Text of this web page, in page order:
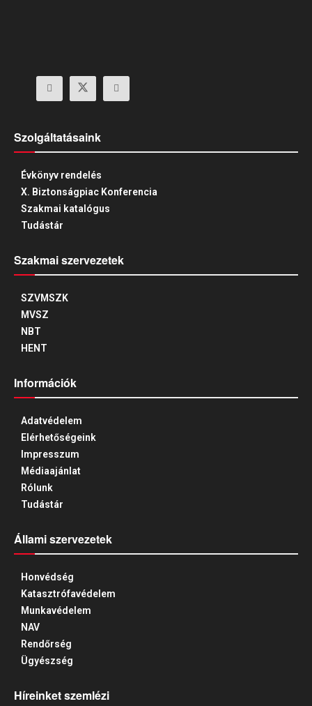
Szolgáltatásaink
Évkönyv rendelés
X. Biztonságpiac Konferencia
Szakmai katalógus
Tudástár
Szakmai szervezetek
SZVMSZK
MVSZ
NBT
HENT
Információk
Adatvédelem
Elérhetőségeink
Impresszum
Médiaajánlat
Rólunk
Tudástár
Állami szervezetek
Honvédség
Katasztrófavédelem
Munkavédelem
NAV
Rendőrség
Ügyészség
Híreinket szemlézi